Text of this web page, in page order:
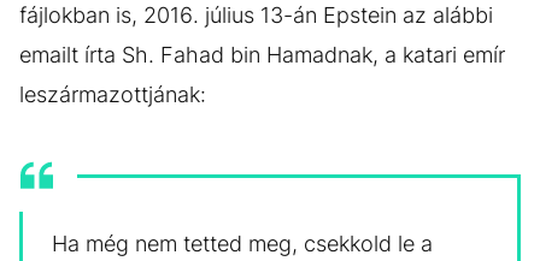
fájlokban is, 2016. július 13-án Epstein az alábbi
emailt írta Sh. Fahad bin Hamadnak, a katari emír
leszármazottjának:
Ha még nem tetted meg, csekkold le a